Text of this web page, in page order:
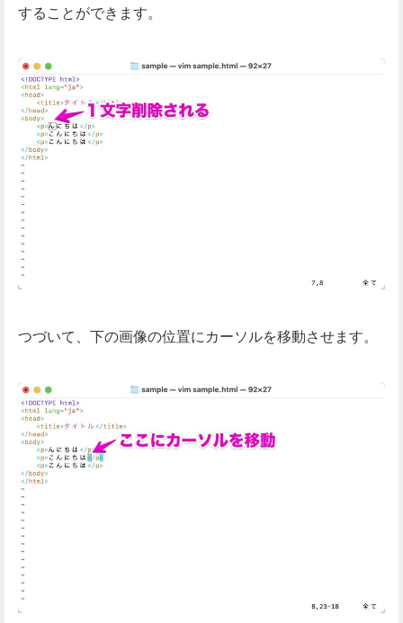
することができます。
つづいて、下の画像の位置にカーソルを移動させます。